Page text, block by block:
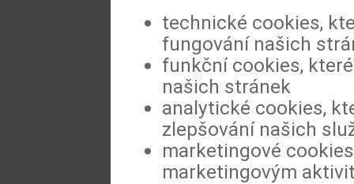
technické cookies,
fungování našich
funkční cookies,
našich stránek
analytické cookies,
zlepšování našich
marketingové
marketingovým